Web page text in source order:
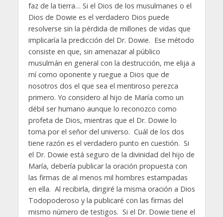
faz de la tierra… Si el Dios de los musulmanes o el
Dios de Dowie es el verdadero Dios puede
resolverse sin la pérdida de millones de vidas que
implicaría la predicción del Dr. Dowie. Ese método
consiste en que, sin amenazar al público
musulmán en general con la destrucción, me elija a
mí como oponente y ruegue a Dios que de
nosotros dos el que sea el mentiroso perezca
primero. Yo considero al hijo de María como un
débil ser humano aunque lo reconozco como
profeta de Dios, mientras que el Dr. Dowie lo
toma por el señor del universo. Cuál de los dos
tiene razón es el verdadero punto en cuestión. Si
el Dr. Dowie está seguro de la divinidad del hijo de
María, debería publicar la oración propuesta con
las firmas de al menos mil hombres estampadas
en ella. Al recibirla, dirigiré la misma oración a Dios
Todopoderoso y la publicaré con las firmas del
mismo número de testigos. Si el Dr. Dowie tiene el